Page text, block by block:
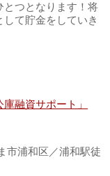
とつとなります！将
て貯金をしていき
庫融資サポート」
市浦和区／浦和駅徒